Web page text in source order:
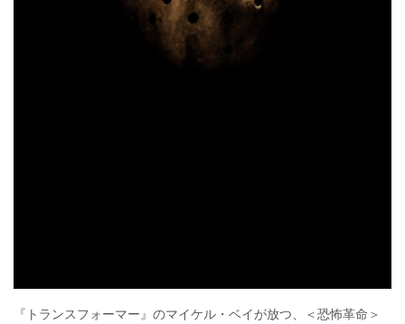
『トランスフォーマー』のマイケル・ベイが放つ、＜恐怖革命＞